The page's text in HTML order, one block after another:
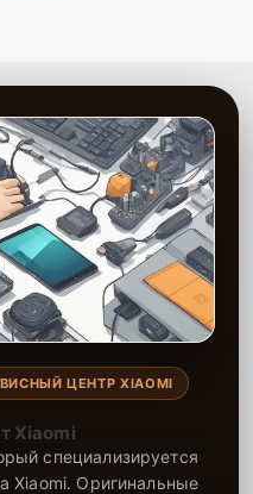
как новым.
долговечность ремонта и
ЦЕНТР XIAOMI
Xiaomi
специализируется
Xiaomi. Оригинальные